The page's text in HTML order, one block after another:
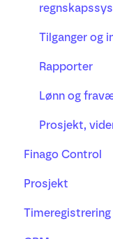
Tilganger og
Rapporter
Lønn og
Prosjekt,
Finago Control
Lær mer om
Ofte stilte
Prosjekt
Prosjekt
Timeregistrering